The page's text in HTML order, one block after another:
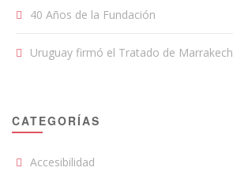
40 Años de la Fundación
Uruguay firmó el Tratado de Marrakech
CATEGORÍAS
Accesibilidad